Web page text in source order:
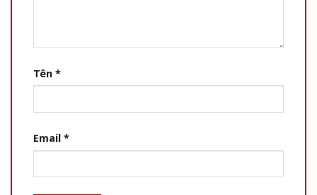
Tên *
Email *